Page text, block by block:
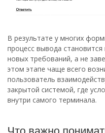
В результате у многих
процесс вывода
новых требований, а не
этом этапе чаще всего
пользователь
закрытой системой, где
внутри самого терминала.